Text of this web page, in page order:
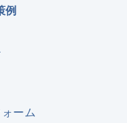
例
ーム